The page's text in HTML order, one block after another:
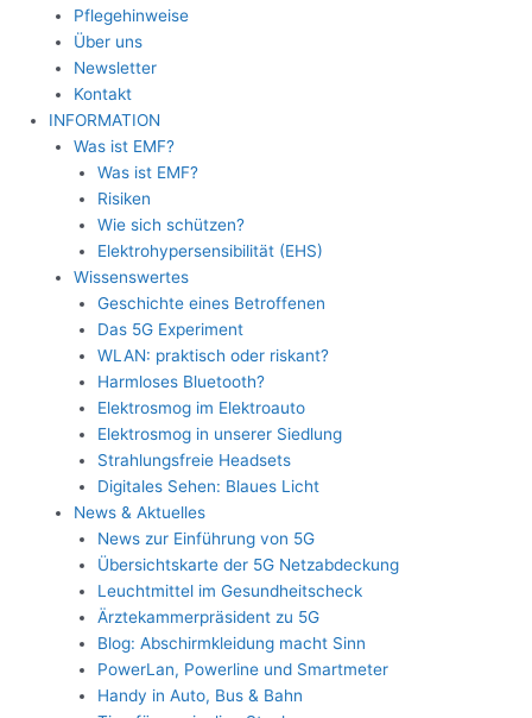
Pflegehinweise
Über uns
Newsletter
Kontakt
INFORMATION
Was ist EMF?
Was ist EMF?
Risiken
Wie sich schützen?
Elektrohypersensibilität (EHS)
Wissenswertes
Geschichte eines Betroffenen
Das 5G Experiment
WLAN: praktisch oder riskant?
Harmloses Bluetooth?
Elektrosmog im Elektroauto
Elektrosmog in unserer Siedlung
Strahlungsfreie Headsets
Digitales Sehen: Blaues Licht
News & Aktuelles
News zur Einführung von 5G
Übersichtskarte der 5G Netzabdeckung
Leuchtmittel im Gesundheitscheck
Ärztekammerpräsident zu 5G
Blog: Abschirmkleidung macht Sinn
PowerLan, Powerline und Smartmeter
Handy in Auto, Bus & Bahn